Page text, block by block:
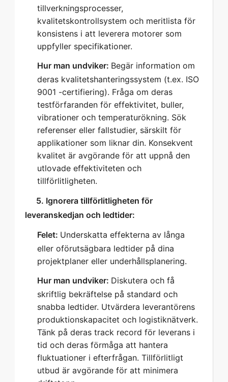
tillverkningsprocesser,
kvalitetskontrollsystem och meritlista för
konsistens i att leverera motorer som
uppfyller specifikationer.
Hur man undviker: Begär information om
deras kvalitetshanteringssystem (t.ex. ISO
9001 -certifiering). Fråga om deras
testförfaranden för effektivitet, buller,
vibrationer och temperaturökning. Sök
referenser eller fallstudier, särskilt för
applikationer som liknar din. Konsekvent
kvalitet är avgörande för att uppnå den
utlovade effektiviteten och
tillförlitligheten.
   5. Ignorera tillförlitligheten för
leveranskedjan och ledtider:
Felet: Underskatta effekterna av långa
eller oförutsägbara ledtider på dina
projektplaner eller underhållsplanering.
Hur man undviker: Diskutera och få
skriftlig bekräftelse på standard och
snabba ledtider. Utvärdera leverantörens
produktionskapacitet och logistiknätverk.
Tänk på deras track record för leverans i
tid och deras förmåga att hantera
fluktuationer i efterfrågan. Tillförlitligt
utbud är avgörande för att minimera